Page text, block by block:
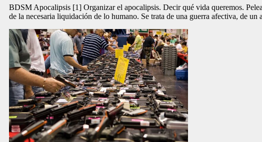
BDSM Apocalipsis [1] Organizar el apocalipsis. Decir qué vida queremos.
de la necesaria liquidación de lo humano. Se trata de una guerra afectiva, de un